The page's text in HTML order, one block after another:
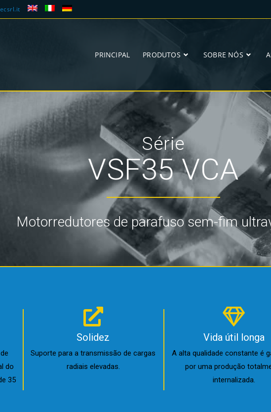
PRINCIPAL PRODUTOS SOBRE NÓS
Série
VSF35 VCA
Motorredutores de parafuso sem-fim
do
35
Solidez
Suporte para a transmissão de cargas
radiais elevadas.
Vida útil longa
A alta qualidade constante é
por uma produção
internalizada.